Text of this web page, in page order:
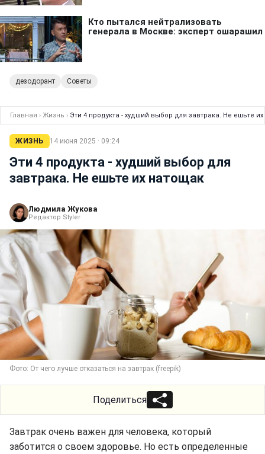
дезодорант Советы
Главная › Жизнь › Эти 4 продукта - худший выбор для завтрака. Не ешьте
ЖИЗНЬ 14 июня 2025 · 09:24
Эти 4 продукта - худший выбор для
завтрака. Не ешьте их натощак
Людмила Жукова
Редактор Styler
Фото: От чего лучше отказаться на завтрак (freepik)
Поделиться
Завтрак очень важен для человека, который
заботится о своем здоровье. Но есть определенные